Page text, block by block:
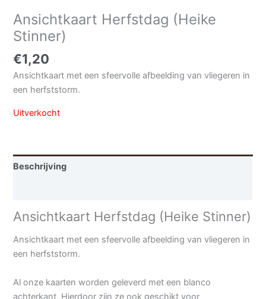
Ansichtkaart Herfstdag (Heike
Stinner)
€1,20
Ansichtkaart met een sfeervolle afbeelding van vliegeren in
een herfststorm.
Uitverkocht
Beschrijving
Ansichtkaart Herfstdag (Heike Stinner)
Ansichtkaart met een sfeervolle afbeelding van vliegeren in
een herfststorm.
Al onze kaarten worden geleverd met een blanco
achterkant, Hierdoor zijn ze ook geschikt voor